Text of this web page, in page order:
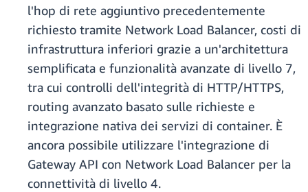
l'hop di rete aggiuntivo precedentemente
richiesto tramite Network Load Balancer, costi di
infrastruttura inferiori grazie a un'architettura
semplificata e funzionalità avanzate di livello 7,
tra cui controlli dell'integrità di HTTP/HTTPS,
routing avanzato basato sulle richieste e
integrazione nativa dei servizi di container. È
ancora possibile utilizzare l'integrazione di
Gateway API con Network Load Balancer per la
connettività di livello 4.